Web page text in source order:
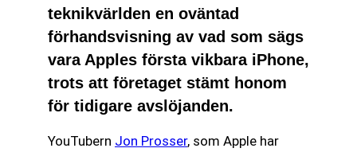
teknikvärlden en oväntad
förhandsvisning av vad som sägs
vara Apples första vikbara iPhone,
trots att företaget stämt honom
för tidigare avslöjanden.
YouTubern Jon Prosser, som Apple har